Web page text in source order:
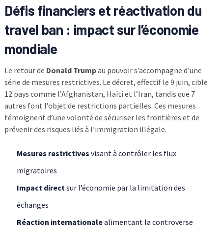
Défis financiers et réactivation du
travel ban : impact sur l’économie
mondiale
Le retour de Donald Trumpau pouvoir s’accompagne d’une
série de mesures restrictives. Le décret, effectif le 9 juin, cible
12 pays comme l’Afghanistan, Haïti et l’Iran, tandis que 7
autres font l’objet de restrictions partielles. Ces mesures
témoignent d’une volonté de sécuriser les frontières et de
prévenir des risques liés à l’immigration illégale.
Mesures restrictives visant à contrôler les flux
migratoires
Impact directsur l’économie par la limitation des
échanges
Réaction internationalealimentant la controverse